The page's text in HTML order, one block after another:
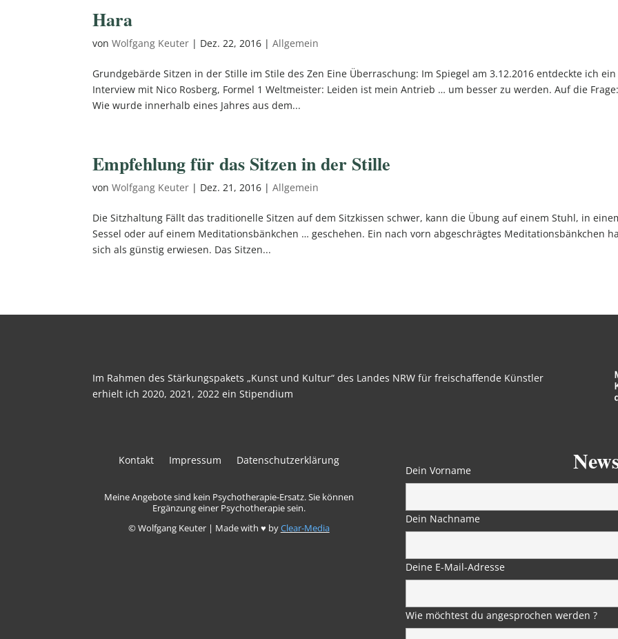
Hara
vonWolfgang Keuter | Dez. 22, 2016 |Allgemein
Grundgebärde Sitzen in der Stille im Stile des Zen Eine Überraschung: Im Spiegel am 3.12.2016 entdeckte ich ein
Interview mit Nico Rosberg, Formel 1 Weltmeister: Leiden ist mein Antrieb … um besser zu werden. Auf die Frage:
Wie wurde innerhalb eines Jahres aus dem...
Empfehlung für das Sitzen in der Stille
vonWolfgang Keuter | Dez. 21, 2016 |Allgemein
Die Sitzhaltung Fällt das traditionelle Sitzen auf dem Sitzkissen schwer, kann die Übung auf einem Stuhl, in
Sessel oder auf einem Meditationsbänkchen … geschehen. Ein nach vorn abgeschrägtes Meditationsbänkchen
sich als günstig erwiesen. Das Sitzen...
Im Rahmen des Stärkungspakets „Kunst und Kultur“ des Landes NRW für freischaffende Künstler
erhielt ich 2020, 2021, 2022 ein Stipendium
Kontakt Impressum Datenschutzerklärung
Meine Angebote sind kein Psychotherapie-Ersatz. Sie können
Ergänzung einer Psychotherapie sein.
© Wolfgang Keuter | Made with ♥ byClear-Media
Dein Vorname
Dein Nachname
Deine E-Mail-Adresse
Wie möchtest du angesprochen werden ?